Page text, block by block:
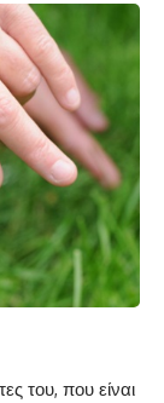
του, που είναι